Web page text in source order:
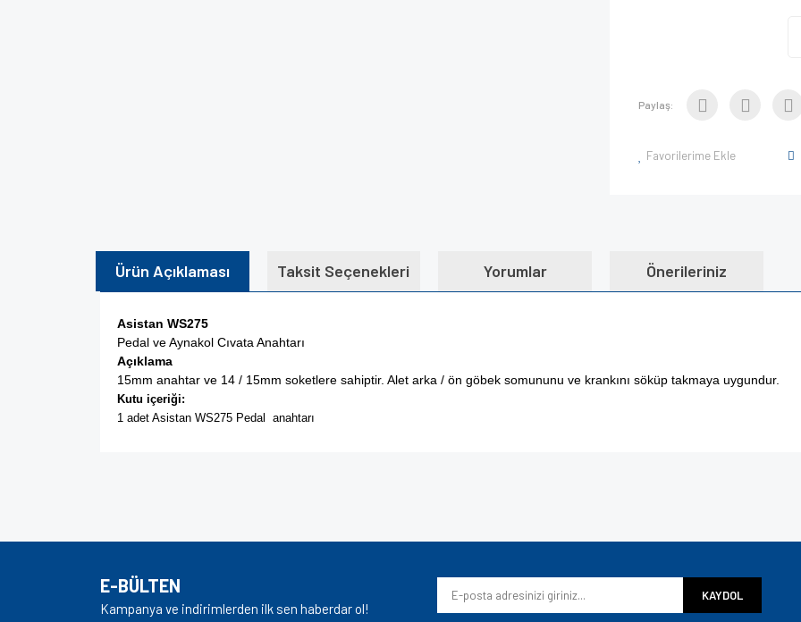
Paylaş:
Favorilerime Ekle
Ürün Açıklaması Taksit Seçenekleri Yorumlar Önerileriniz
Asistan WS275
Pedal ve Aynakol Cıvata Anahtarı
Açıklama
15mm anahtar ve 14 / 15mm soketlere sahiptir. Alet arka / ön göbek somununu ve krankını söküp takmaya uygundur.
Kutu içeriği:
1 adet Asistan WS275 Pedal anahtarı
Ürün resmi kalitesiz, bozuk veya görüntülenemiyor.
Ürün bilgilerinde hatalar bulunuyor.
E-BÜLTEN
Kampanya ve indirimlerden ilk sen haberdar ol!
KAYDOL